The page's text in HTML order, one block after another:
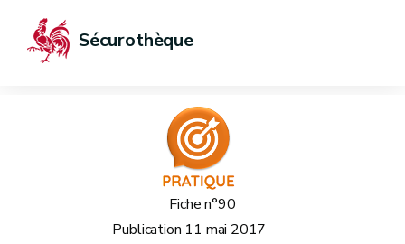
Sécurothèque
Fiche n°90
Publication 11 mai 2017